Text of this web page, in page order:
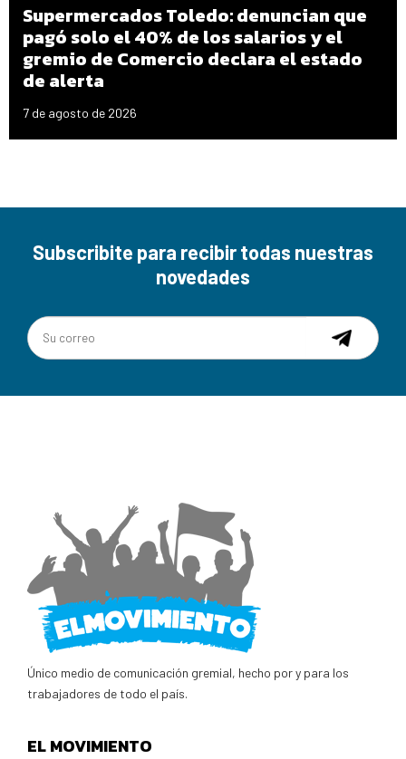
Supermercados Toledo: denuncian que
pagó solo el 40% de los salarios y el
gremio de Comercio declara el estado
de alerta
7 de agosto de 2026
Subscribite para recibir todas nuestras
novedades
Único medio de comunicación gremial, hecho por y para los
trabajadores de todo el país.
EL MOVIMIENTO